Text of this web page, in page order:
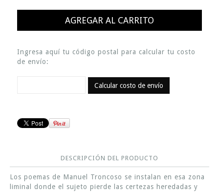
Ingresa aquí tu código postal para calcular tu costo
de envío:
Calcular costo de envío
DESCRIPCIÓN DEL PRODUCTO
Los poemas de Manuel Troncoso se instalan en esa zona
liminal donde el sujeto pierde las certezas heredadas y